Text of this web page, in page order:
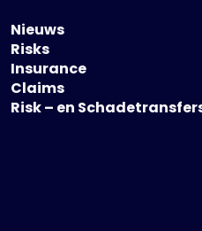
Nieuws
Risks
Insurance
Claims
Risk – en